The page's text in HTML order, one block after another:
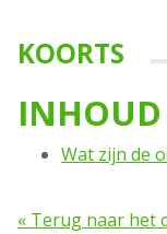
KOORTS
INHOUD
Wat zijn de
« Terug naar het